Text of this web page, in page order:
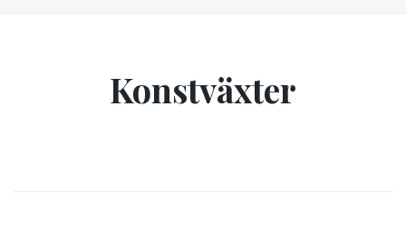
Konstväxter